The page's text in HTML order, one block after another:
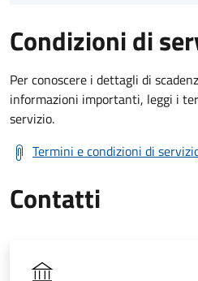
Condizioni di
Per conoscere i dettagli di
informazioni importanti, leggi i
servizio.
Termini e condizioni di
Contatti